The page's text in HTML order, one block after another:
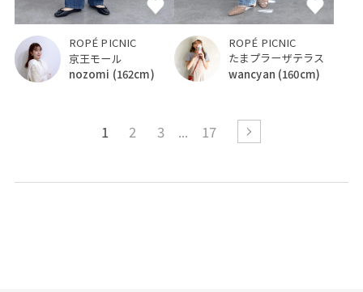
ROPÉ PICNIC
京王モール
nozomi (162cm)
ROPÉ PICNIC
たまプラーザテラス
wancyan (160cm)
1 2 3 17